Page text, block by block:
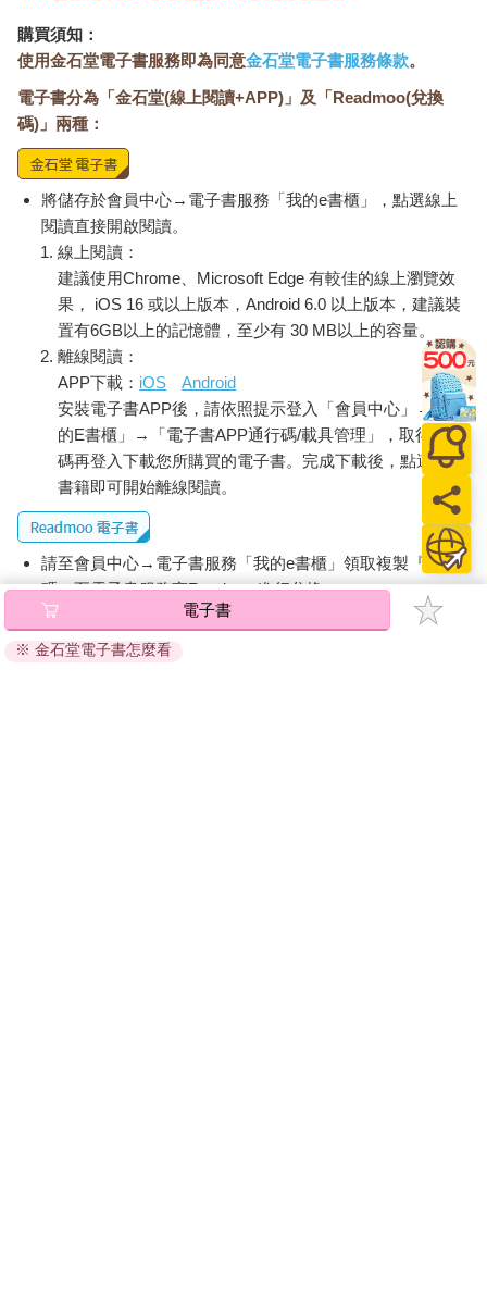
購買須知：
使用金石堂電子書服務即為同意金石堂電子書服務條款。
電子書分為「金石堂(線上閱讀+APP)」及「Readmoo(兌換
碼)」兩種：
將儲存於會員中心→電子書服務「我的e書櫃」，點選線上
閱讀直接開啟閱讀。
線上閱讀：
建議使用Chrome、Microsoft Edge 有較佳的線上瀏覽效
果， iOS 16 或以上版本，Android 6.0 以上版本，建議裝
置有6GB以上的記憶體，至少有 30 MB以上的容量。
離線閱讀：
APP下載： iOS
Android
安裝電子書APP後，請依照提示登入「會員中心」→「我
的E書櫃」→「電子書APP通行碼/載具管理」，取得通行
碼再登入下載您所購買的電子書。完成下載後，點選任一
書籍即可開始離線閱讀。
請至會員中心→電子書服務「我的e書櫃」領取複製『兌換
碼』至電子書服務商Readmoo進行兌換。
退換貨須知：
因版權保護，您在金石堂所購買的電子書僅能以金石堂專屬
電子書
※ 金石堂電子書怎麼看